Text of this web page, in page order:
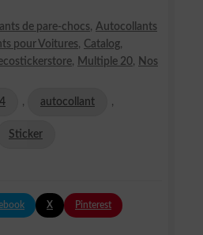
de pare-chocs, Autocollants
pour Voitures, Catalog,
, Multiple 20, Nos
, autocollant ,
Sticker
X Pinterest